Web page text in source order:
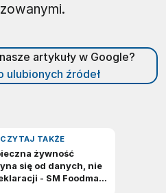
artykuły w Google?
ulubionych źródeł